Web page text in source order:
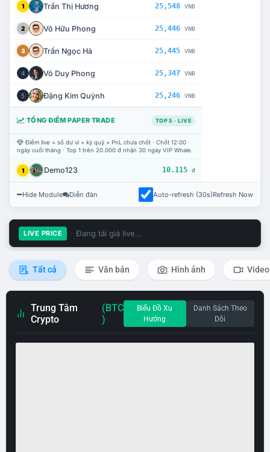
1 Trần Thị Hương 25,548 VNĐ
2 Võ Hữu Phong 25,446 VNĐ
3 Trần Ngọc Hà 25,445 VNĐ
4 Võ Duy Phong 25,347 VNĐ
5 Đặng Kim Quỳnh 25,246 VNĐ
TỔNG ĐIỂM PAPER TRADE TOP 5 · LIVE
Điểm live = số dư ví + ký quỹ + PnL chưa chốt · Chốt 12:00
ngày cuối tháng · Top 1 trên 20.000 đ nhận 30 ngày VIP Whale.
1 Demo123 10.115 đ
Hide Module Diễn đàn Auto-refresh (30s)Refresh Now
LIVE PRICE Đang tải giá live...
Tất cả Văn bản Hình ảnh Video
Trung Tâm
Crypto
(BTC
)
Biểu Đồ Xu
Hướng
Danh Sách Theo
Dõi